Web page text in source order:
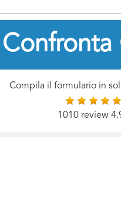
Confronta
Compila il formulario in
1010 review